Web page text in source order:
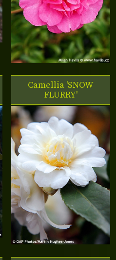
Camellia 'SNOW
FLURRY'